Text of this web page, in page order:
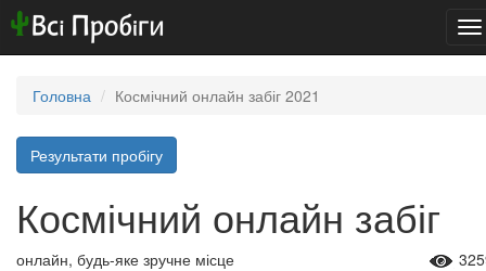
Головна Космічний онлайн забіг 2021
Результати пробігу
Космічний онлайн забіг
онлайн, будь-яке зручне місце